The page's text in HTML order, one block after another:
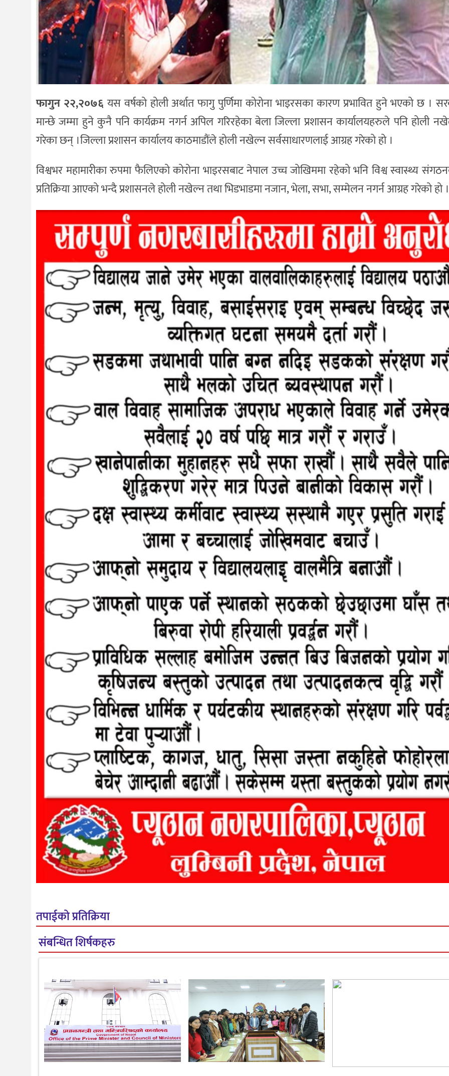
फागुन २२,२०७६यस वर्षको होली अर्थात फागु पुर्णिमा कोरोना भाइरसका कारण प्रभावित हुने भएको छ ।
मान्छे जम्मा हुने कुनै पनि कार्यक्रम नगर्न अपिल गरिरहेका बेला जिल्ला प्रशासन कार्यालयहरुले पनि होली
गरेका छन् ।जिल्ला प्रशासन कार्यालय काठमाडौंले होली नखेल्न सर्वसाधारणलाई आग्रह गरेको हो ।
विश्वभर महामारीका रुपमा फैलिएको कोरोना भाइरसबाट नेपाल उच्च जोखिममा रहेको भनि विश्व स्वास्थ्य
प्रतिक्रिया आएको भन्दै प्रशासनले होली नखेल्न तथा भिडभाडमा नजान, भेला, सभा, सम्मेलन नगर्न आग्रह गरेको हो ।
तपाईको प्रतिक्रिया
संबन्धित शिर्षकहरु